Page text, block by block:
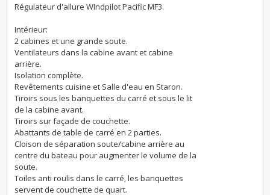
Régulateur d'allure WIndpilot Pacific MF3.
Intérieur:
2 cabines et une grande soute.
Ventilateurs dans la cabine avant et cabine
arrière.
Isolation complète.
Revêtements cuisine et Salle d'eau en Staron.
Tiroirs sous les banquettes du carré et sous le lit
de la cabine avant.
Tiroirs sur façade de couchette.
Abattants de table de carré en 2 parties.
Cloison de séparation soute/cabine arrière au
centre du bateau pour augmenter le volume de la
soute.
Toiles anti roulis dans le carré, les banquettes
servent de couchette de quart.